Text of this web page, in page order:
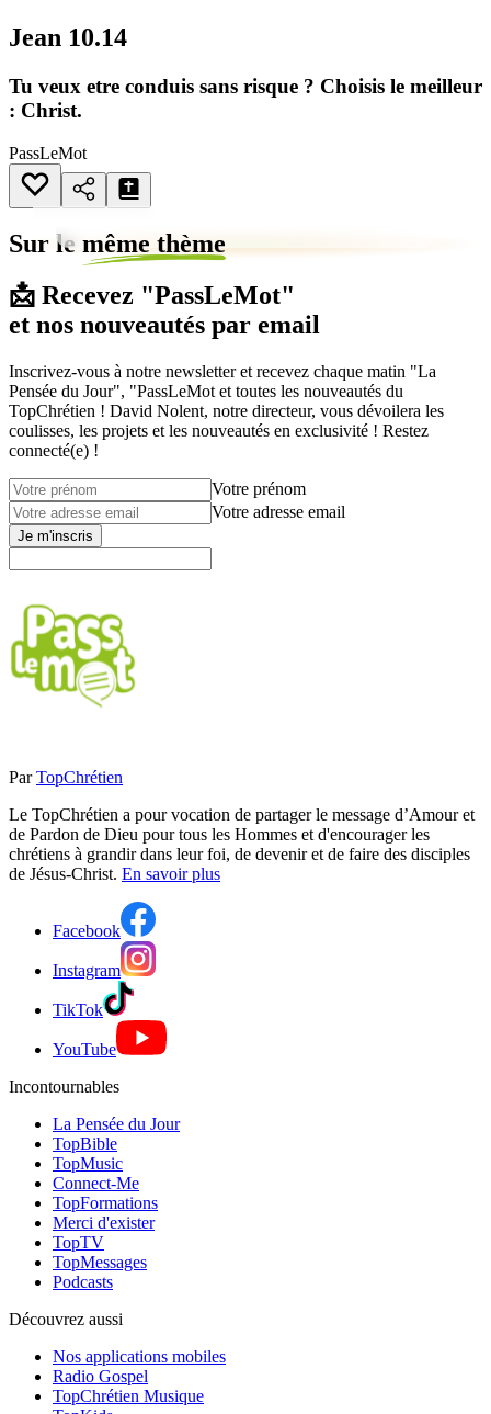
Jean 10.14
Tu veux etre conduis sans risque ? Choisis le meilleur
: Christ.
PassLeMot
Sur le même thème
📩 Recevez "PassLeMot"
et nos nouveautés par email
Inscrivez-vous à notre newsletter et recevez chaque matin "La
Pensée du Jour", "PassLeMot et toutes les nouveautés du
TopChrétien ! David Nolent, notre directeur, vous dévoilera les
coulisses, les projets et les nouveautés en exclusivité ! Restez
connecté(e) !
Votre prénom
Votre adresse email
Je m'inscris
Par TopChrétien
Le TopChrétien a pour vocation de partager le message d’Amour et
de Pardon de Dieu pour tous les Hommes et d'encourager les
chrétiens à grandir dans leur foi, de devenir et de faire des disciples
de Jésus-Christ. En savoir plus
Facebook
Instagram
TikTok
YouTube
Incontournables
La Pensée du Jour
TopBible
TopMusic
Connect-Me
TopFormations
Merci d'exister
TopTV
TopMessages
Podcasts
Découvrez aussi
Nos applications mobiles
Radio Gospel
TopChrétien Musique